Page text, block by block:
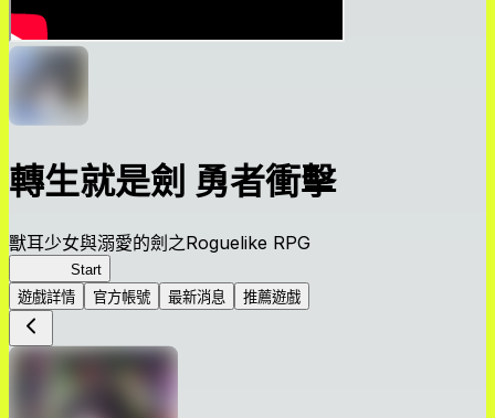
轉生就是劍 勇者衝擊
獸耳少女與溺愛的劍之Roguelike RPG
Start
遊戲詳情
官方帳號 最新消息 推薦遊戲